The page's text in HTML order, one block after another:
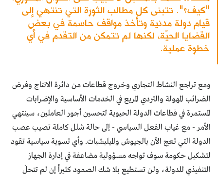
"كيف؟". تتبنى كل مطالب الثورة التي تنتهي إلى
قيام دولة مدنية وتأخذ مواقف حاسمة في بعض
القضايا الحيّة، لكنها لم تتمكن من التقدم في أي
خطوة عملية.
ومع تراجع النشاط التجاري وخروج قطاعات من دائرة الانتاج وفرض
الضرائب المهولة والتردي المريع في الخدمات الأساسية والإضرابات
المستمرة في قطاعات الدولة الحيوية لتحسين أجور العاملين، سينتهي
الأمر - مع غياب الفعل السياسي - إلى حالة شلل كاملة تصيب عصب
الدولة التي تعج الآن بالجيوش والميليشيات. وأي تسوية سياسية تقود
لتشكيل حكومة سوف تواجه مسؤولية مضاعفة في إدارة الجهاز
التنفيذي للدولة، ولن تستطيع بلا شك الصمود كثيراً إن لم تتحلَ